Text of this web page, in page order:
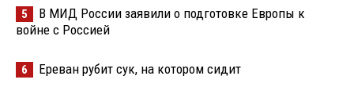
5
В МИД России заявили о подготовке Европы к
войне с Россией
6 Ереван рубит сук, на котором сидит